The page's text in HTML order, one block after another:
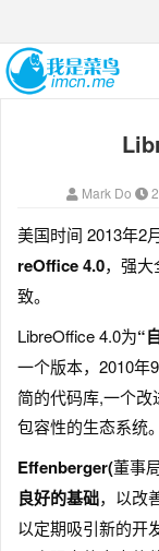
Mark Do
美国时间 2013年2
reOffice 4.0，强
致。
LibreOffice 4.0为“
一个版本， 2010年
简的代码库,一个
包容性的生态系统。
Effenberger(董事
良好的基础，以改
以定期吸引新的开